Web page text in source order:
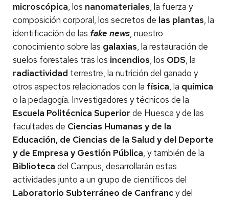
microscópica, los nanomateriales, la fuerza y
composición corporal, los secretos de las plantas, la
identificación de las fake news, nuestro
conocimiento sobre las galaxias, la restauración de
suelos forestales tras los incendios, los ODS, la
radiactividad terrestre, la nutrición del ganado y
otros aspectos relacionados con la física, la química
o la pedagogía. Investigadores y técnicos de la
Escuela Politécnica Superiorde Huesca y de las
facultades de Ciencias Humanas y de la
Educación, de Ciencias de la Salud y del Deporte
y de Empresa y Gestión Pública, y también de la
Biblioteca del Campus, desarrollarán estas
actividades junto a un grupo de científicos del
Laboratorio Subterráneo de Canfrancy del